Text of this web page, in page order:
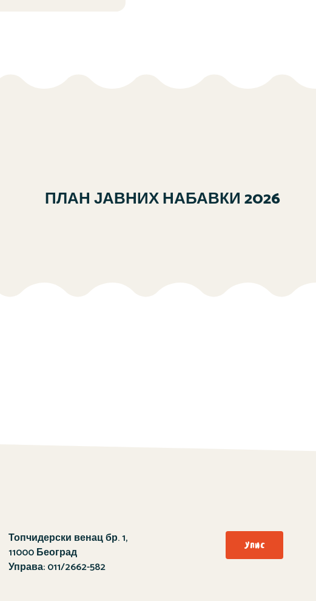
ПЛАН ЈАВНИХ НАБАВКИ 2026
Топчидерски венац бр. 1,
11000 Београд
Управа:011/2662-582
Упис